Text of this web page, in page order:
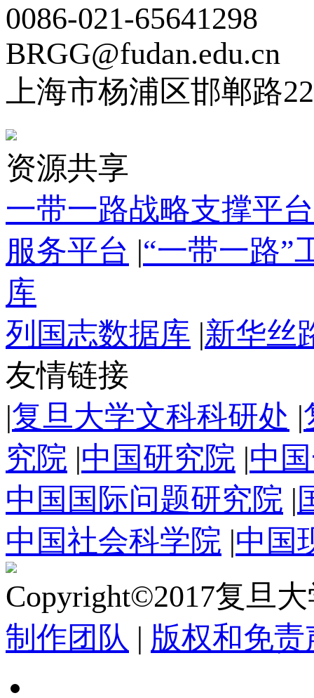
0086-021-65641298
BRGG@fudan.edu.cn
上海市杨浦区邯郸路
资源共享
一带一路战略支撑平台
服务平台 |“一带一路”
库
列国志数据库 |新华丝
友情链接
|复旦大学文科科研处 |
究院 |中国研究院 |中
中国国际问题研究院 |
中国社会科学院 |中国
Copyright©2017复旦
制作团队 | 版权和免责